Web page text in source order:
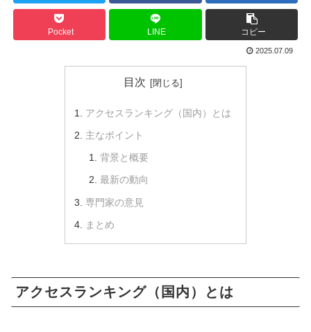
Pocket LINE コピー
2025.07.09
目次
アクセスランキング（国内）とは
主なポイント
背景と概要
最新の動向
専門家の意見
まとめ
アクセスランキング（国内）とは